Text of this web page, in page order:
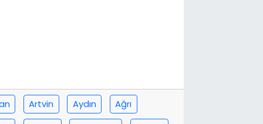
Artvin Aydın
Ağrı